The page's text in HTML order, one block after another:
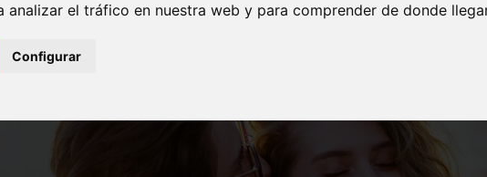
analizar el tráfico en nuestra web y para comprender de donde
Configurar